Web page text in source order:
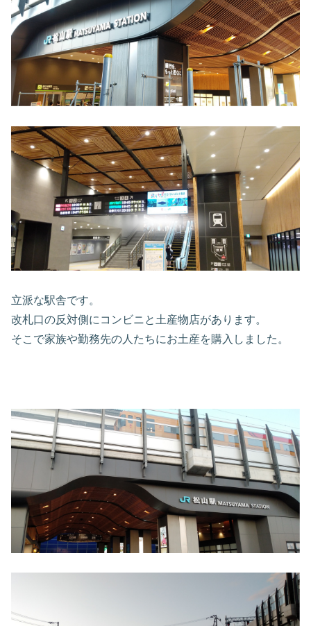
立派な駅舎です。
改札口の反対側にコンビニと土産物店があります。
そこで家族や勤務先の人たちにお土産を購入しました。